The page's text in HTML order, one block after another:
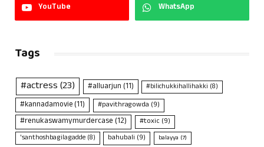
YouTube WhatsApp
Tags
#actress(23) #alluarjun(11) #bilichukkihallihakki (8)
#kannadamovie(11) #pavithragowda (9)
#renukaswamymurdercase(12) #toxic(9)
'santhoshbagilagadde (8) bahubali (9) balayya (7)